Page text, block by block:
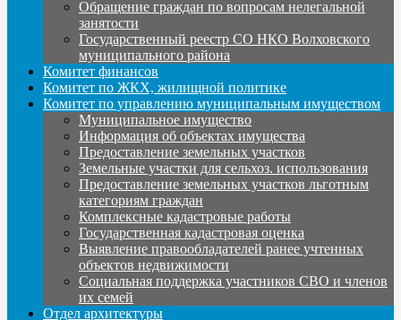
Обращение граждан по вопросам нелегальной
занятости
Государственный реестр СО НКО Волховского
муниципального района
Комитет финансов
Комитет по ЖКХ, жилищной политике
Комитет по управлению муниципальным имуществом
Муниципальное имущество
Информация об объектах имущества
Предоставление земельных участков
Земельные участки для сельхоз. использования
Предоставление земельных участков льготным
категориям граждан
Комплексные кадастровые работы
Государственная кадастровая оценка
Выявление правообладателей ранее учтенных
объектов недвижимости
Социальная поддержка участников СВО и членов
их семей
Отдел архитектуры